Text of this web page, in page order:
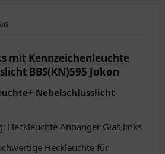
mit Kennzeichenleuchte
BBS(KN)595 Jokon
Nebelschlusslicht
Heckleuchte Anhänger Glas links
Heckleuchte für